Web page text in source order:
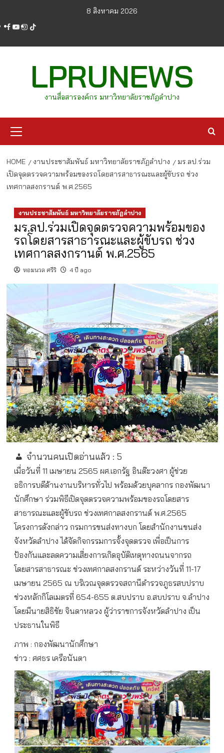
content
8 สิงหาคม 2026
facebook
youtube
instagram
tiktok
LPRUNEWS
งานสื่อสารองค์กร มหาวิทยาลัยราชภัฏลำปาง
Menu
HOME งานประชาสัมพันธ์ มหาวิทยาลัยราชภัฏลำปาง
มร.ลป.ร่วม
เปิดจุดตรวจความพร้อมของรถโดยสารสาธารณะและผู้ขับรถ ช่วง
เทศกาลสงกรานต์ พ.ศ.2565
งานประชาสัมพันธ์ มหาวิทยาลัยราชภัฏลำปาง
มร.ลป.ร่วมเปิดจุดตรวจความพร้อมของ
รถโดยสารสาธารณะและผู้ขับรถ ช่วง
เทศกาลสงกรานต์ พ.ศ.2565
หอมนวล ศรีริ 4 ปี ago
จำนวนคนเปิดอ่านแล้ว : 5
เมื่อวันที่ 11 เมษายน 2565 ผศ.เอกรัฐ อินต๊ะวงศา ผู้ช่วย
อธิการบดีด้านงานบริหารทั่วไป พร้อมด้วยบุคลากร กองพัฒนา
นักศึกษา ร่วมพิธีเปิดจุดตรวจความพร้อมของรถโดยสาร
สาธารณะและผู้ขับรถ ช่วงเทศกาลสงกรานต์ พ.ศ.2565
โครงการดังกล่าว กรมการขนส่งทางบก โดยสำนักงานขนส่ง
จังหวัดลำปาง ได้จัดกิจกรรมการจั้งจุดตรวจ เพื่อเป็นการ
ป้องกันและลดความเสี่ยงการเกิดอุบัติเหตุทางถนนจากรถ
โดยสารสาธารณะ ช่วงเทศกาลสงกรานต์ ระหว่างวันที่ 11-17
เมษายน 2565 ณ บริเวณจุดตรวจสถานีตำรวจภูธรสบปราบ
ช่วงหลักกิโลเมตรที่ 654-655 ต.สบปราบ อ.สบปราบ จ.ลำปาง
โดยมีนายสิธิชัย จินดาหลวง ผู้ว่าราชการจังหวัดลำปาง เป็น
ประธานในพิธี
ภาพ : กองพัฒนานักศึกษา
ข่าว : ศศธร เครือนันตา